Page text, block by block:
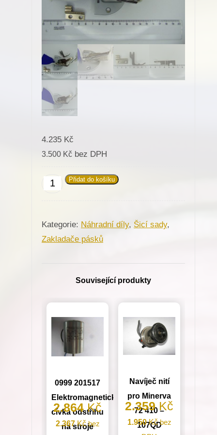
4.235 Kč
3.500 Kč bez DPH
Zakladač
na
šicí
množství
Přidat do košíku
Kategorie: Náhradní díly, Šicí sady,
Zakladače pásků
Související produkty
0999 201517
Elektromagnetická
cívka odstřihu
na stroje
2.864Kč
2.367Kčbez
Navíječ nití
pro Minerva
72 410 –
107QD
2.359Kč
1.950Kčbez